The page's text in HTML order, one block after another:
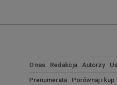
O nas Redakcja Autorzy
Prenumerata Porównaj i kup